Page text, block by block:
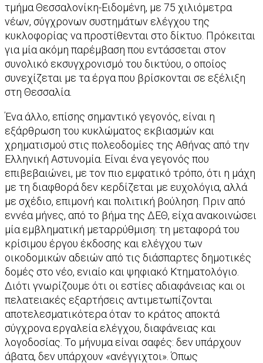
τμήμα Θεσσαλονίκη-Ειδομένη, με 75 χιλιόμετρα
νέων, σύγχρονων συστημάτων ελέγχου της
κυκλοφορίας να προστίθενται στο δίκτυο. Πρόκειται
για μία ακόμη παρέμβαση που εντάσσεται στον
συνολικό εκσυγχρονισμό του δικτύου, ο οποίος
συνεχίζεται με τα έργα που βρίσκονται σε εξέλιξη
στη Θεσσαλία.
Ένα άλλο, επίσης σημαντικό γεγονός, είναι η
εξάρθρωση του κυκλώματος εκβιασμών και
χρηματισμού στις πολεοδομίες της Αθήνας από την
Ελληνική Αστυνομία. Είναι ένα γεγονός που
επιβεβαιώνει, με τον πιο εμφατικό τρόπο, ότι η μάχη
με τη διαφθορά δεν κερδίζεται με ευχολόγια, αλλά
με σχέδιο, επιμονή και πολιτική βούληση. Πριν από
εννέα μήνες, από το βήμα της ΔΕΘ, είχα ανακοινώσει
μία εμβληματική μεταρρύθμιση: τη μεταφορά του
κρίσιμου έργου έκδοσης και ελέγχου των
οικοδομικών αδειών από τις διάσπαρτες δημοτικές
δομές στο νέο, ενιαίο και ψηφιακό Κτηματολόγιο.
Διότι γνωρίζουμε ότι οι εστίες αδιαφάνειας και οι
πελατειακές εξαρτήσεις αντιμετωπίζονται
αποτελεσματικότερα όταν το κράτος αποκτά
σύγχρονα εργαλεία ελέγχου, διαφάνειας και
λογοδοσίας. Το μήνυμα είναι σαφές: δεν υπάρχουν
άβατα, δεν υπάρχουν «ανέγγιχτοι». Όπως